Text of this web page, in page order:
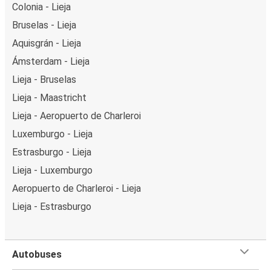
Colonia - Lieja
Bruselas - Lieja
Aquisgrán - Lieja
Ámsterdam - Lieja
Lieja - Bruselas
Lieja - Maastricht
Lieja - Aeropuerto de Charleroi
Luxemburgo - Lieja
Estrasburgo - Lieja
Lieja - Luxemburgo
Aeropuerto de Charleroi - Lieja
Lieja - Estrasburgo
Autobuses